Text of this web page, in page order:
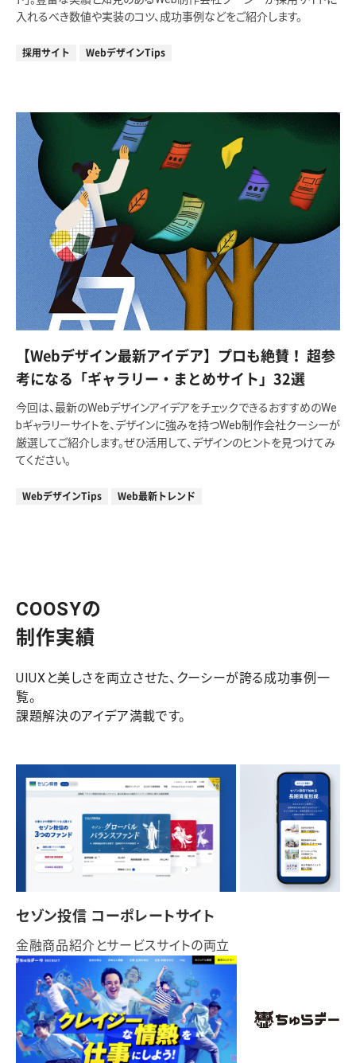
入れるべき数値や実装のコツ、成功事例などをご紹介します。
採用サイト WebデザインTips
【Webデザイン最新アイデア】プロも絶賛！ 超参
考になる「ギャラリー・まとめサイト」32選
今回は、最新のWebデザインアイデアをチェックできるおすすめのWe
bギャラリーサイトを、デザインに強みを持つWeb制作会社クーシーが
厳選してご紹介します。ぜひ活用して、デザインのヒントを見つけてみ
てください。
WebデザインTips Web最新トレンド
COOSYの
制作実績
UIUXと美しさを両立させた、クーシーが誇る成功事例一
覧。
課題解決のアイデア満載です。
セゾン投信 コーポレートサイト
金融商品紹介とサービスサイトの両立